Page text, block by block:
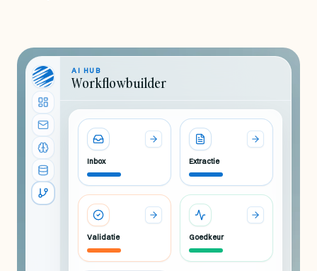
AI HUB
Workflowbuilder
Inbox Extractie
Validatie Goedkeur